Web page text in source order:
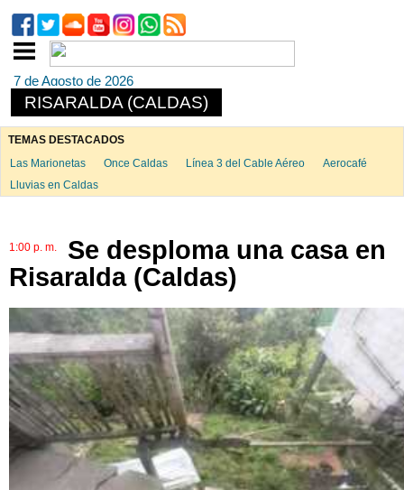
7 de Agosto de 2026
RISARALDA (CALDAS)
TEMAS DESTACADOS
Las Marionetas
Once Caldas Línea 3 del Cable Aéreo
Aerocafé
Lluvias en Caldas
1:00 p. m.
Se desploma una casa en
Risaralda (Caldas)